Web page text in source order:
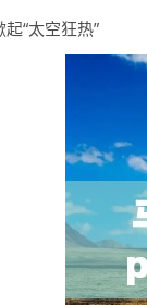
“太空狂热”